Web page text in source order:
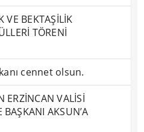
VE BEKTAŞİLİK
TÖRENİ
cennet olsun.
ERZİNCAN VALİSİ
AKSUN’A